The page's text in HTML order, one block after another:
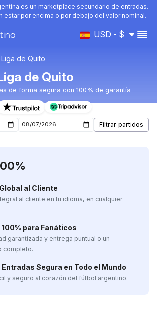
es un marketplace secundario de entradas.
estar por encima o por debajo del valor nominal.
USD - $
de Quito
de Quito
de forma segura con 100% de garantía
próximo partido de Liga de Quito
al Cliente
al cliente en tu idioma, en cualquier
para Fanáticos
garantizada y entrega puntual o un
completo.
Entradas Segura en Todo el Mundo
y seguro al corazón del fútbol argentino.